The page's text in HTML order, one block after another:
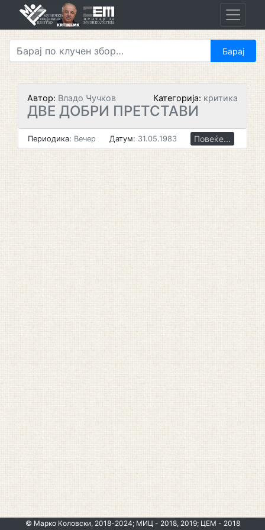
Автор: Владо Чучков Категорија: критика
ДВЕ ДОБРИ ПРЕТСТАВИ
Периодика: Вечер Датум: 31.05.1983 Повеќе...
© Марко Коловски, 2018-2024; МИЦ - 2018, 2019; ЦЕМ - 2018